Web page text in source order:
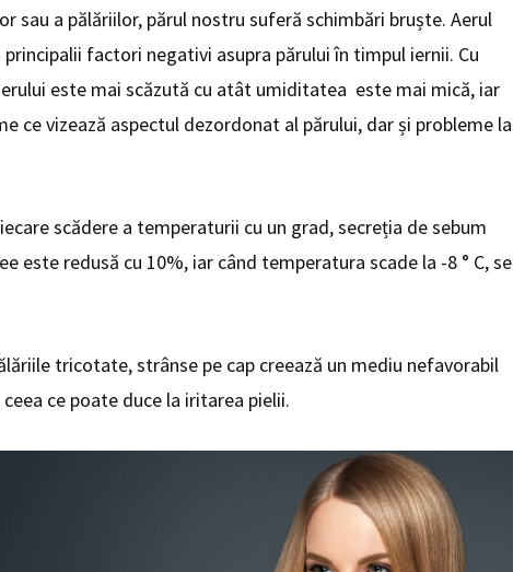
sau a pălăriilor, părul nostru suferă schimbări bruște. Aerul
factori negativi asupra părului în timpul iernii. Cu
este mai scăzută cu atât umiditatea este mai mică, iar
ce vizează aspectul dezordonat al părului, dar și probleme la
scădere a temperaturii cu un grad, secreția de sebum
este redusă cu 10%, iar când temperatura scade la -8 ° C, se
tricotate, strânse pe cap creează un mediu nefavorabil
ce poate duce la iritarea pielii.